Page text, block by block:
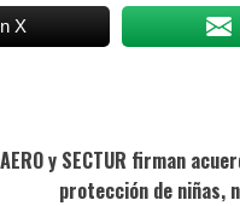
X
y SECTUR firman
protección de niñas,